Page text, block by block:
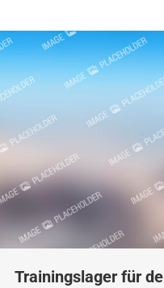
Trainingslager für